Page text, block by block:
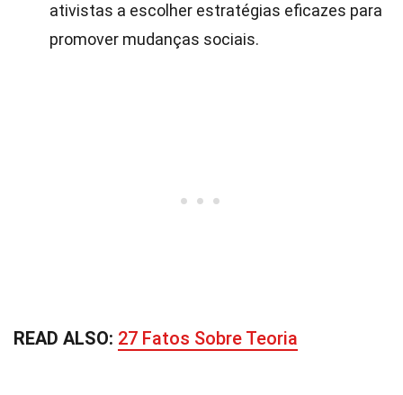
ativistas a escolher estratégias eficazes para
promover mudanças sociais.
READ ALSO: 27 Fatos Sobre Teoria